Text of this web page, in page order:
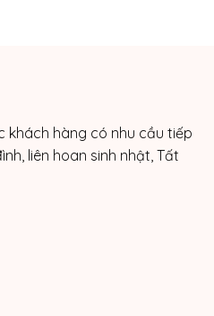
khách hàng có nhu cầu tiếp
liên hoan sinh nhật, Tất